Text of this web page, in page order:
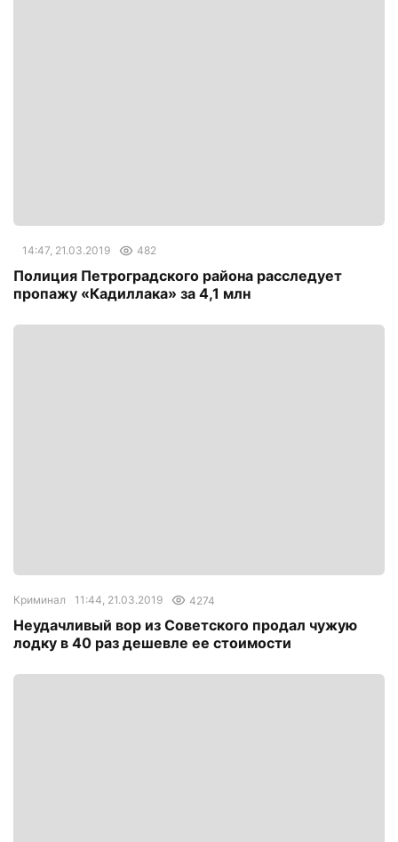
14:47, 21.03.2019 482
Полиция Петроградского района расследует
пропажу «Кадиллака» за 4,1 млн
Криминал 11:44, 21.03.2019 4274
Неудачливый вор из Советского продал чужую
лодку в 40 раз дешевле ее стоимости